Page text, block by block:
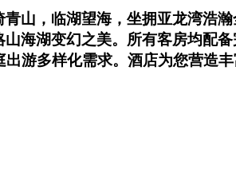
山，临湖望海，坐拥亚龙湾浩
海湖变幻之美。所有客房均配
游多样化需求。酒店为您营造